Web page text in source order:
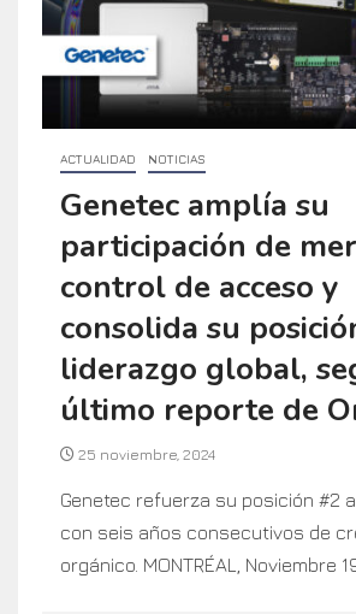
ACTUALIDAD NOTICIAS
Genetec amplía su
participación de
control de acceso y
consolida su
liderazgo global,
último reporte de
25 noviembre, 2024
Genetec refuerza su posición #2
con seis años consecutivos de
orgánico. MONTRÉAL, Noviembre